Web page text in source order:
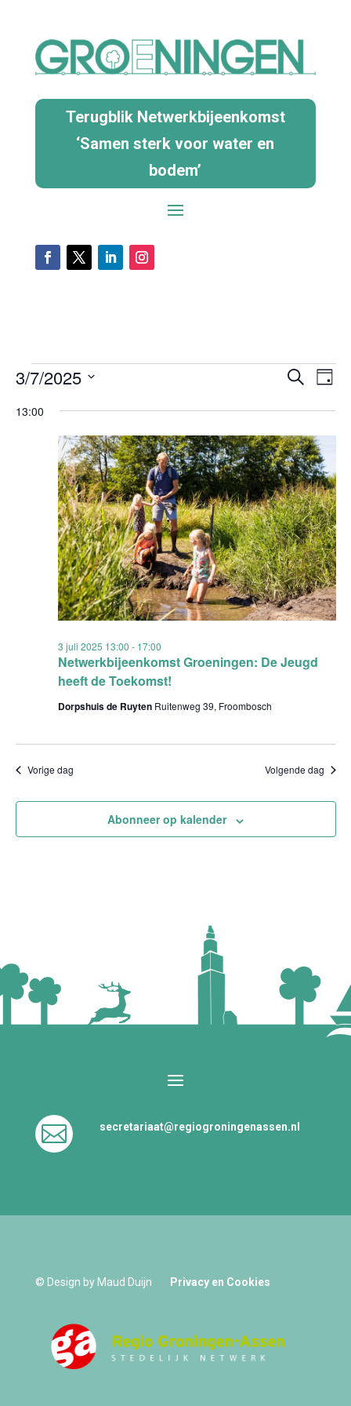
Terugblik Netwerkbijeenkomst
‘Samen sterk voor water en
bodem’
Evenementen
3
2025
Zoeken
en
Zoeken
Dag
3/7/2025
datum.
13:00
Netwerkbijeenkomst Groeningen: De Jeugd
heeft de Toekomst!
3 juli 2025 13:00 - 17:00
Dorpshuis de Ruyten Ruitenweg 39, Froombosch
Vorige dag Volgende dag
Abonneer op kalender
 secretariaat@regiogroningenassen.nl
© Design by Maud Duijn Privacy en Cookies